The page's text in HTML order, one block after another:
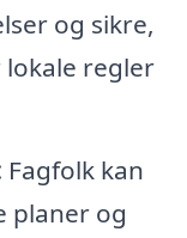
og sikre,
regler
Fagfolk kan
planer og